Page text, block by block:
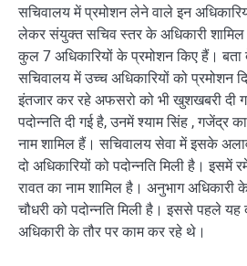
सचिवालय में प्रमोशन लेने वाले इन
लेकर संयुक्त सचिव स्तर के अधिकारी
कुल 7 अधिकारियों के प्रमोशन किए हैं। बता
सचिवालय में उच्च अधिकारियों को प्रमोशन
इंतजार कर रहे अफसरो को भी खुशखबरी दी
पदोन्नति दी गई है, उनमें श्याम सिंह ,
नाम शामिल हैं। सचिवालय सेवा में इसके
दो अधिकारियों को पदोन्नति मिली है।
रावत का नाम शामिल है। अनुभाग अधिकारी
चौधरी को पदोन्नति मिली है। इससे पहले यह
अधिकारी के तौर पर काम कर रहे थे।